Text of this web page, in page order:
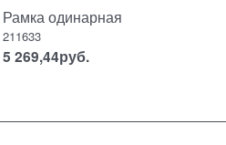
Рамка одинарная
211633
5 269,44руб.